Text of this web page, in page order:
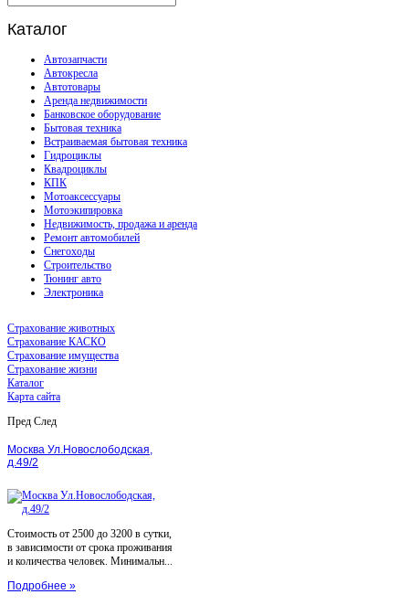
Каталог
Автозапчасти
Автокресла
Автотовары
Аренда недвижимости
Банковское оборудование
Бытовая техника
Встраиваемая бытовая техника
Гидроциклы
Квадроциклы
КПК
Мотоаксессуары
Мотоэкипировка
Недвижимость, продажа и аренда
Ремонт автомобилей
Снегоходы
Строительство
Тюнинг авто
Электроника
Страхование животных
Страхование КАСКО
Страхование имущества
Страхование жизни
Каталог
Карта сайта
Пред След
Москва Ул.Новослободская,
д.49/2
Стоимость от 2500 до 3200 в сутки,
в зависимости от срока проживания
и количества человек. Минимальн...
Подробнее »